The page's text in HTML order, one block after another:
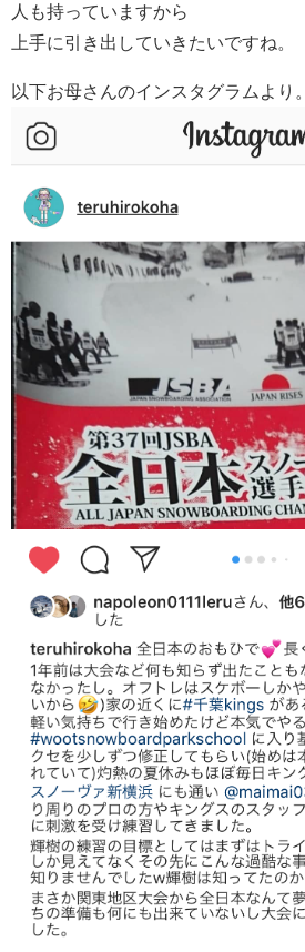
人も持っていますから
上手に引き出していきたいですね。
以下お母さんのインスタグラムより。